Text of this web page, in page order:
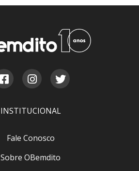
INSTITUCIONAL
Fale Conosco
Sobre OBemdito